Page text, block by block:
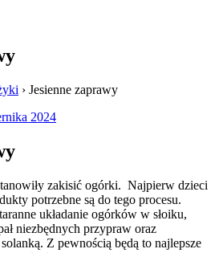
› Jesienne zaprawy
2024
zakisić ogórki. Najpierw dzieci
potrzebne są do tego procesu.
układanie ogórków w słoiku,
niezbędnych przypraw oraz
Z pewnością będą to najlepsze